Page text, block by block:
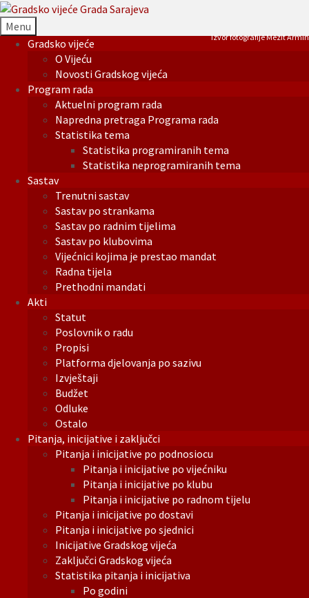
Menu
Gradsko vijeće
O Vijeću
Novosti Gradskog vijeća
Program rada
Aktuelni program rada
Napredna pretraga Programa rada
Statistika tema
Statistika programiranih tema
Statistika neprogramiranih tema
Sastav
Trenutni sastav
Sastav po strankama
Sastav po radnim tijelima
Sastav po klubovima
Vijećnici kojima je prestao mandat
Radna tijela
Prethodni mandati
Akti
Statut
Poslovnik o radu
Propisi
Platforma djelovanja po sazivu
Izvještaji
Budžet
Odluke
Ostalo
Pitanja, inicijative i zaključci
Pitanja i inicijative po podnosiocu
Pitanja i inicijative po vijećniku
Pitanja i inicijative po klubu
Pitanja i inicijative po radnom tijelu
Pitanja i inicijative po dostavi
Pitanja i inicijative po sjednici
Inicijative Gradskog vijeća
Zaključci Gradskog vijeća
Statistika pitanja i inicijativa
Po godini
Izvor fotografije Mezit Armin